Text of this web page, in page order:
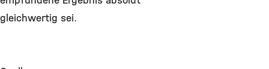
gleichwertig sei.